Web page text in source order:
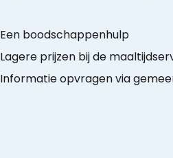
Een boodschappenhulp
Lagere prijzen bij de
Informatie opvragen via